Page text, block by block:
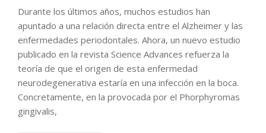
Durante los últimos años, muchos estudios han
apuntado a una relación directa entre el Alzheimer y las
enfermedades periodontales. Ahora, un nuevo estudio
publicado en la revista Science Advances refuerza la
teoría de que el origen de esta enfermedad
neurodegenerativa estaría en una infección en la boca.
Concretamente, en la provocada por el Phorphyromas
gingivalis,